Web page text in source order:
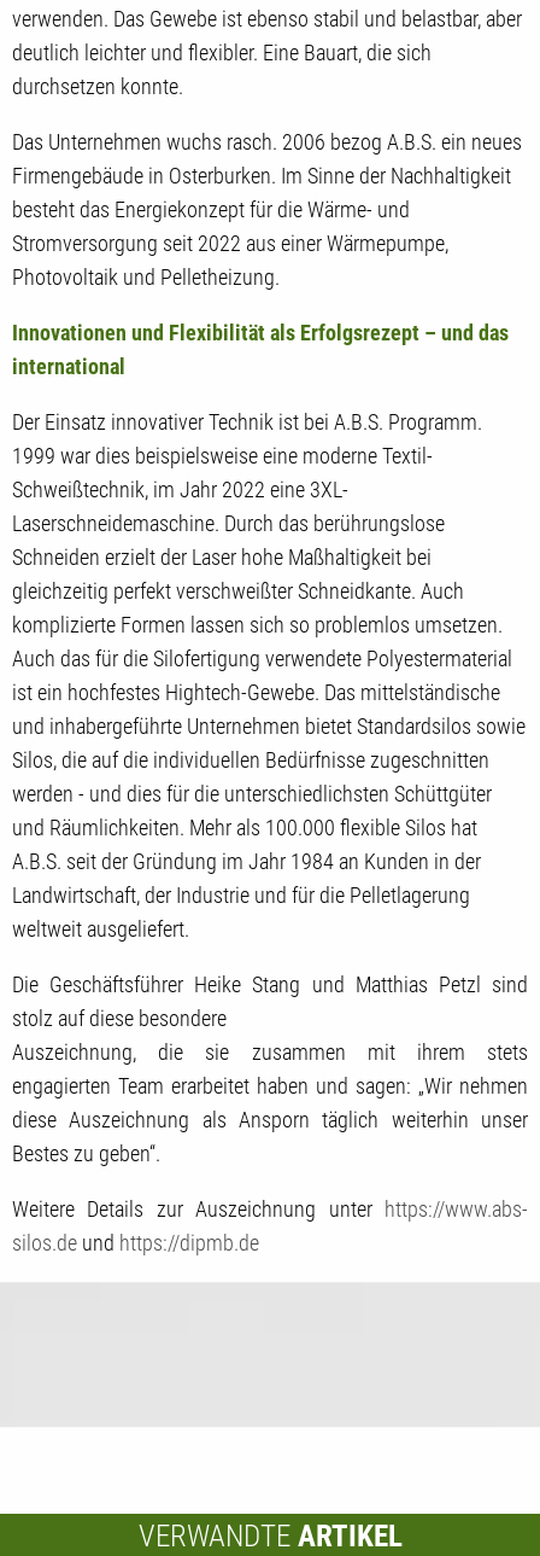
verwenden. Das Gewebe ist ebenso stabil und belastbar, aber
deutlich leichter und flexibler. Eine Bauart, die sich
durchsetzen konnte.
Das Unternehmen wuchs rasch. 2006 bezog A.B.S. ein neues
Firmengebäude in Osterburken. Im Sinne der Nachhaltigkeit
besteht das Energiekonzept für die Wärme- und
Stromversorgung seit 2022 aus einer Wärmepumpe,
Photovoltaik und Pelletheizung.
Innovationen und Flexibilität als Erfolgsrezept – und das
international
Der Einsatz innovativer Technik ist bei A.B.S. Programm.
1999 war dies beispielsweise eine moderne Textil-
Schweißtechnik, im Jahr 2022 eine 3XL-
Laserschneidemaschine. Durch das berührungslose
Schneiden erzielt der Laser hohe Maßhaltigkeit bei
gleichzeitig perfekt verschweißter Schneidkante. Auch
komplizierte Formen lassen sich so problemlos umsetzen.
Auch das für die Silofertigung verwendete Polyestermaterial
ist ein hochfestes Hightech-Gewebe. Das mittelständische
und inhabergeführte Unternehmen bietet Standardsilos sowie
Silos, die auf die individuellen Bedürfnisse zugeschnitten
werden - und dies für die unterschiedlichsten Schüttgüter
und Räumlichkeiten. Mehr als 100.000 flexible Silos hat
A.B.S. seit der Gründung im Jahr 1984 an Kunden in der
Landwirtschaft, der Industrie und für die Pelletlagerung
weltweit ausgeliefert.
Die Geschäftsführer Heike Stang und Matthias Petzl sind
stolz auf diese besondere
Auszeichnung, die sie zusammen mit ihrem stets
engagierten Team erarbeitet haben und sagen: „Wir nehmen
diese Auszeichnung als Ansporn täglich weiterhin unser
Bestes zu geben“.
Weitere Details zur Auszeichnung unter https://www.abs-
silos.de und https://dipmb.de
VERWANDTE ARTIKEL